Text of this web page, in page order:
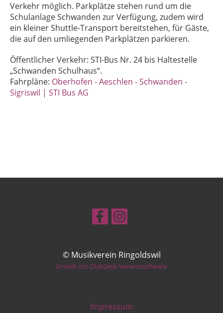
Verkehr möglich. Parkplätze stehen rund um die
Schulanlage Schwanden zur Verfügung, zudem wird
ein kleiner Shuttle-Transport bereitstehen, für Gäste,
die auf den umliegenden Parkplätzen parkieren.
Öffentlicher Verkehr: STI-Bus Nr. 24 bis Haltestelle
„Schwanden Schulhaus“.
Fahrpläne: Oberhofen - Aeschlen - Schwanden -
Sigriswil | STI Bus AG
© Musikverein Ringoldswil
Erstellt mit ClubDesk Vereinssoftware
Impressum